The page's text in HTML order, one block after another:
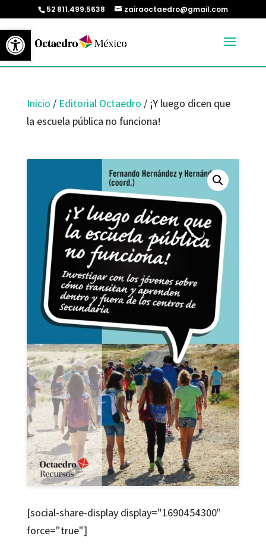
Abrir barra de herramientas
52 811.499.5638 zairaoctaedro@gmail.com
Inicio / Editorial Octaedro / ¡Y luego dicen que
la escuela pública no funciona!
[social-share-display display="1690454300"
force="true"]